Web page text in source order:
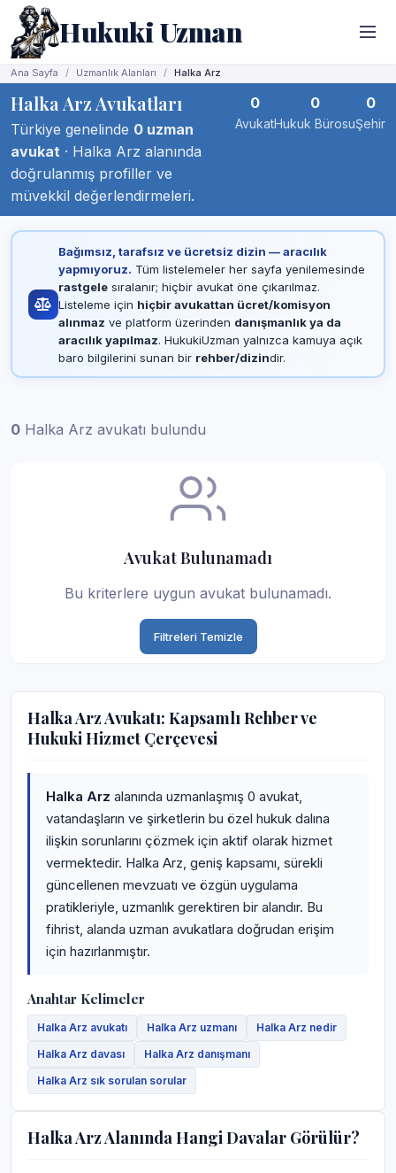
Hukuki Uzman
Ana Sayfa Uzmanlık Alanları Halka Arz
Halka Arz Avukatları
Türkiye genelinde 0 uzman
avukat · Halka Arz alanında
doğrulanmış profiller ve
müvekkil değerlendirmeleri.
0
Avukat
0
Hukuk Bürosu
0
Şehir
Bağımsız, tarafsız ve ücretsiz dizin — aracılık
yapmıyoruz. Tüm listelemeler her sayfa yenilemesinde
rastgelesıralanır; hiçbir avukat öne çıkarılmaz.
Listeleme için hiçbir avukattan ücret/komisyon
alınmaz ve platform üzerinden danışmanlık ya da
aracılık yapılmaz. HukukiUzman yalnızca kamuya açık
baro bilgilerini sunan bir rehber/dizindir.
0 Halka Arz avukatı bulundu
Avukat Bulunamadı
Bu kriterlere uygun avukat bulunamadı.
Filtreleri Temizle
Halka Arz Avukatı: Kapsamlı Rehber ve
Hukuki Hizmet Çerçevesi
Halka Arz alanında uzmanlaşmış 0 avukat,
vatandaşların ve şirketlerin bu özel hukuk dalına
ilişkin sorunlarını çözmek için aktif olarak hizmet
vermektedir. Halka Arz, geniş kapsamı, sürekli
güncellenen mevzuatı ve özgün uygulama
pratikleriyle, uzmanlık gerektiren bir alandır. Bu
fihrist, alanda uzman avukatlara doğrudan erişim
için hazırlanmıştır.
Anahtar Kelimeler
Halka Arz avukatı Halka Arz uzmanı
Halka Arz nedir
Halka Arz davası
Halka Arz danışmanı
Halka Arz sık sorulan sorular
Halka Arz Alanında Hangi Davalar Görülür?